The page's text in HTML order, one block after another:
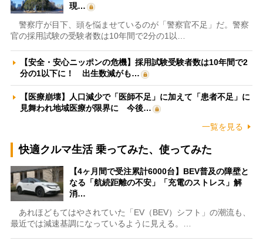
現…
警察庁が目下、頭を悩ませているのが「警察官不足」だ。警察
官の採用試験の受験者数は10年間で2分の1以…
【安全・安心ニッポンの危機】採用試験受験者数は10年間で2
分の1以下に！ 出生数減がも…
【医療崩壊】人口減少で「医師不足」に加えて「患者不足」に
見舞われ地域医療が限界に 今後…
一覧を見る
快適クルマ生活 乗ってみた、使ってみた
【4ヶ月間で受注累計6000台】BEV普及の障壁と
なる「航続距離の不安」「充電のストレス」解
消…
あれほどもてはやされていた「EV（BEV）シフト」の潮流も、
最近では減速基調になっているように見える。…